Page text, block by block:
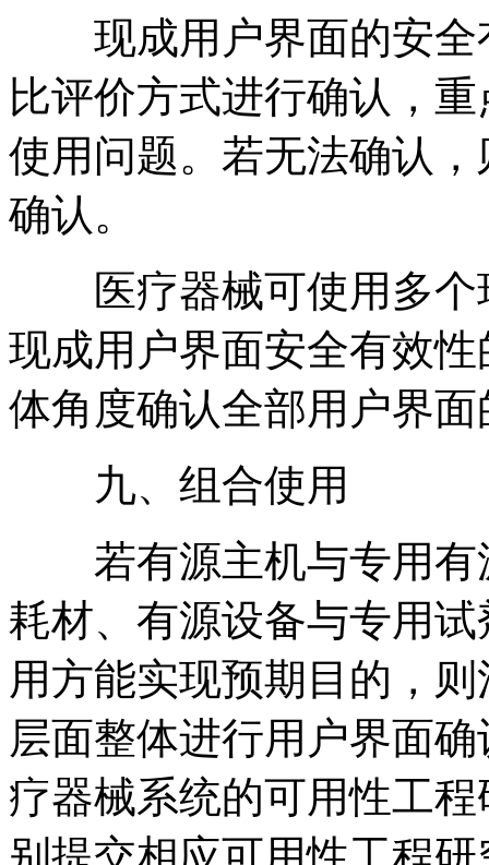
现成用户界面的安全
比评价方式进行确认，
使用问题。若无法确认
确认。
医疗器械可使用多个
现成用户界面安全有效
体角度确认全部用户界
九、组合使用
若有源主机与专用有
耗材、有源设备与专用
用方能实现预期目的，
层面整体进行用户界面
疗器械系统的可用性工